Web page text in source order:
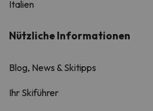
Italien
Nützliche Informationen
Blog, News & Skitipps
Ihr Skiführer